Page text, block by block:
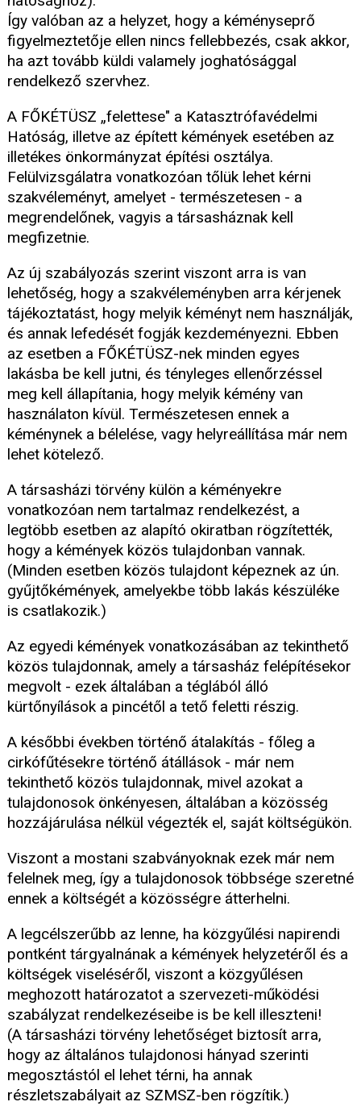
Így valóban az a helyzet, hogy a kéményseprő
figyelmeztetője ellen nincs fellebbezés, csak akkor,
ha azt tovább küldi valamely joghatósággal
rendelkező szervhez.
A FŐKÉTÜSZ „felettese" a Katasztrófavédelmi
Hatóság, illetve az épített kémények esetében az
illetékes önkormányzat építési osztálya.
Felülvizsgálatra vonatkozóan tőlük lehet kérni
szakvéleményt, amelyet - természetesen - a
megrendelőnek, vagyis a társasháznak kell
megfizetnie.
Az új szabályozás szerint viszont arra is van
lehetőség, hogy a szakvéleményben arra kérjenek
tájékoztatást, hogy melyik kéményt nem használják,
és annak lefedését fogják kezdeményezni. Ebben
az esetben a FŐKÉTÜSZ-nek minden egyes
lakásba be kell jutni, és tényleges ellenőrzéssel
meg kell állapítania, hogy melyik kémény van
használaton kívül. Természetesen ennek a
kéménynek a bélelése, vagy helyreállítása már nem
lehet kötelező.
A társasházi törvény külön a kéményekre
vonatkozóan nem tartalmaz rendelkezést, a
legtöbb esetben az alapító okiratban rögzítették,
hogy a kémények közös tulajdonban vannak.
(Minden esetben közös tulajdont képeznek az ún.
gyűjtőkémények, amelyekbe több lakás készüléke
is csatlakozik.)
Az egyedi kémények vonatkozásában az tekinthető
közös tulajdonnak, amely a társasház felépítésekor
megvolt - ezek általában a téglából álló
kürtőnyílások a pincétől a tető feletti részig.
A későbbi években történő átalakítás - főleg a
cirkófűtésekre történő átállások - már nem
tekinthető közös tulajdonnak, mivel azokat a
tulajdonosok önkényesen, általában a közösség
hozzájárulása nélkül végezték el, saját költségükön.
Viszont a mostani szabványoknak ezek már nem
felelnek meg, így a tulajdonosok többsége szeretné
ennek a költségét a közösségre átterhelni.
A legcélszerűbb az lenne, ha közgyűlési napirendi
pontként tárgyalnának a kémények helyzetéről és a
költségek viseléséről, viszont a közgyűlésen
meghozott határozatot a szervezeti-működési
szabályzat rendelkezéseibe is be kell illeszteni!
(A társasházi törvény lehetőséget biztosít arra,
hogy az általános tulajdonosi hányad szerinti
megosztástól el lehet térni, ha annak
részletszabályait az SZMSZ-ben rögzítik.)